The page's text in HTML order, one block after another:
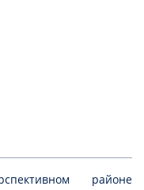
районе